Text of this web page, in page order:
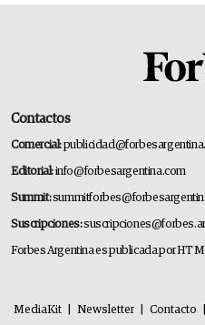
Contactos
Comercial:
Editorial:info@forbesargentina.com
Summit:
Suscripciones:suscripciones@forbes.ar
Forbes Argentina es publicada por HT
MediaKit Newsletter Contacto